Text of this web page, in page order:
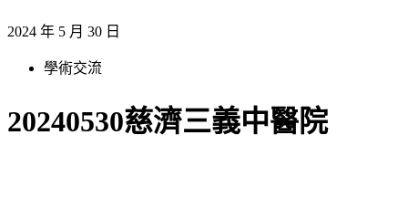
2024 年 5 月 30 日
學術交流
20240530慈濟三義中醫院